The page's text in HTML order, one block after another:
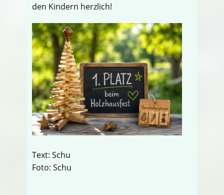
den Kindern herzlich!
Text: Schu
Foto: Schu